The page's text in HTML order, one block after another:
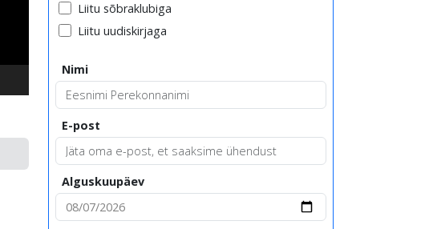
Liitu sõbraklubiga
Liitu uudiskirjaga
Nimi
E-post
Alguskuupäev